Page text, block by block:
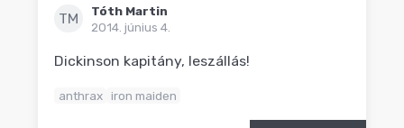
TM
Tóth Martin
2014. június 4.
Dickinson kapitány, leszállás!
anthrax iron maiden